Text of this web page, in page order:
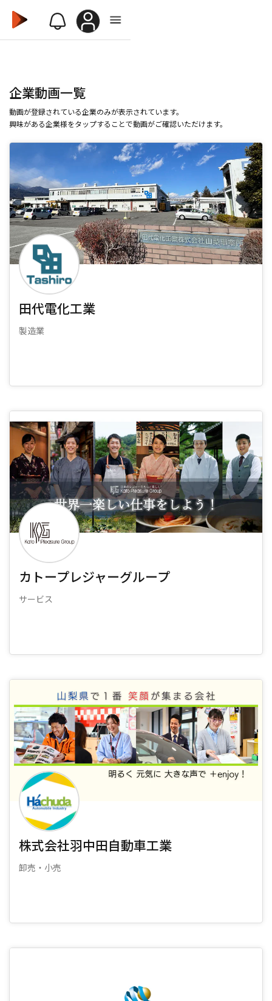
企業動画一覧
動画が登録されている企業のみが表示されています。
興味がある企業様をタップすることで動画がご確認いただけます。
田代電化工業
製造業
カトープレジャーグループ
サービス
株式会社羽中田自動車工業
卸売・小売